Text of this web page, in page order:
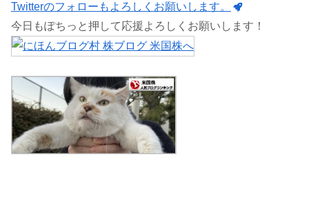
Twitterのフォローもよろしくお願いします。
今日もぽちっと押して応援よろしくお願いします！